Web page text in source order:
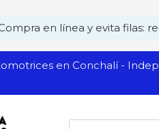
en línea y evita filas:
en Conchalí -